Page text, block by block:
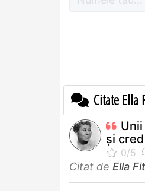
Citate Ella
şi
Citat de Ella